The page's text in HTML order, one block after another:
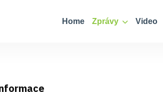
Home Zprávy Video